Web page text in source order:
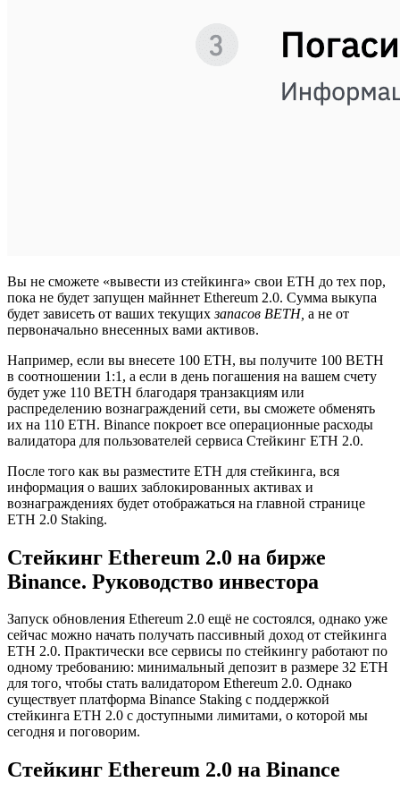
Вы не сможете «вывести из стейкинга» свои ETH до тех пор,
пока не будет запущен майннет Ethereum 2.0. Сумма выкупа
будет зависеть от ваших текущихзапасов BETH, а не от
первоначально внесенных вами активов.
Например, если вы внесете 100 ETH, вы получите 100 BETH
в соотношении 1:1, а если в день погашения на вашем счету
будет уже 110 BETH благодаря транзакциям или
распределению вознаграждений сети, вы сможете обменять
их на 110 ETH. Binance покроет все операционные расходы
валидатора для пользователей сервиса Стейкинг ETH 2.0.
После того как вы разместите ETH для стейкинга, вся
информация о ваших заблокированных активах и
вознаграждениях будет отображаться на главной странице
ETH 2.0 Staking.
Стейкинг Ethereum 2.0 на бирже
Binance. Руководство инвестора
Запуск обновления Ethereum 2.0 ещё не состоялся, однако уже
сейчас можно начать получать пассивный доход от стейкинга
ETH 2.0. Практически все сервисы по стейкингу работают по
одному требованию: минимальный депозит в размере 32 ETH
для того, чтобы стать валидатором Ethereum 2.0. Однако
существует платформа Binance Staking с поддержкой
стейкинга ETH 2.0 с доступными лимитами, о которой мы
сегодня и поговорим.
Стейкинг Ethereum 2.0 на Binance